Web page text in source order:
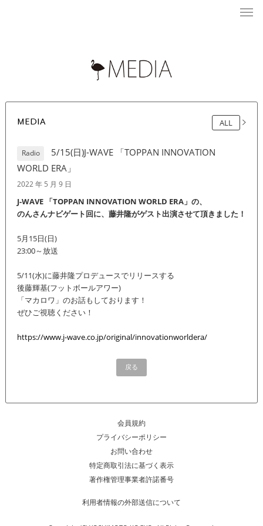
MEDIA ALL
Radio
5/15(日)J-WAVE 「TOPPAN INNOVATION
WORLD ERA」
2022 年 5 月 9 日
J-WAVE 「TOPPAN INNOVATION WORLD ERA」の、
のんさんナビゲート回に、藤井隆がゲスト出演させて頂きました！
5月15日(日)
23:00～放送
5/11(水)に藤井隆プロデュースでリリースする
後藤輝基(フットボールアワー)
「マカロワ」のお話もしております！
ぜひご視聴ください！
https://www.j-wave.co.jp/original/innovationworldera/
戻る
会員規約
プライバシーポリシー
お問い合わせ
特定商取引法に基づく表示
著作権管理事業者許諾番号
利用者情報の外部送信について